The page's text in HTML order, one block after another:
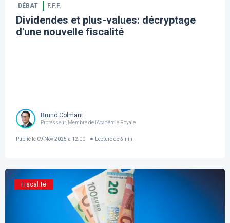
DÉBAT F.F.F.
Dividendes et plus-values: décryptage
d'une nouvelle fiscalité
Bruno Colmant
Professeur, Membre de l'Académie Royale
Publié le 09 Nov 2025 à 12:00 Lecture de 6min
Fiscalité